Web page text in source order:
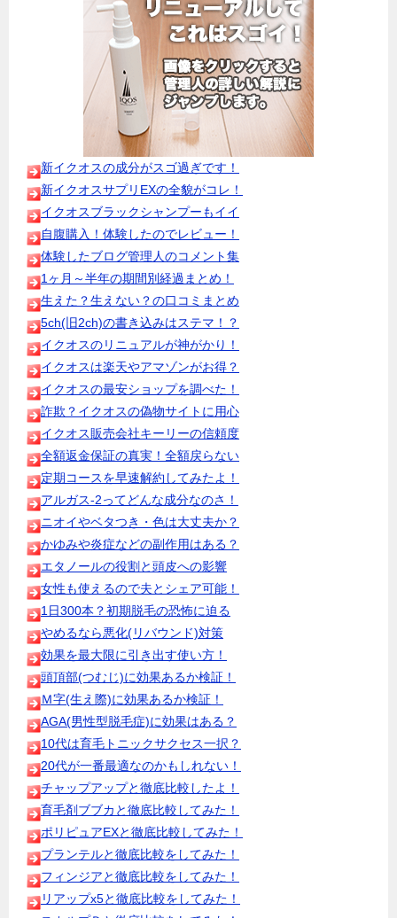
新イクオスの成分がスゴ過ぎです！
新イクオスサプリEXの全貌がコレ！
イクオスブラックシャンプーもイイ
自腹購入！体験したのでレビュー！
体験したブログ管理人のコメント集
1ヶ月～半年の期間別経過まとめ！
生えた？生えない？の口コミまとめ
5ch(旧2ch)の書き込みはステマ！？
イクオスのリニュアルが神がかり！
イクオスは楽天やアマゾンがお得？
イクオスの最安ショップを調べた！
詐欺？イクオスの偽物サイトに用心
イクオス販売会社キーリーの信頼度
全額返金保証の真実！全額戻らない
定期コースを早速解約してみたよ！
アルガス-2ってどんな成分なのさ！
ニオイやベタつき・色は大丈夫か？
かゆみや炎症などの副作用はある？
エタノールの役割と頭皮への影響
女性も使えるので夫とシェア可能！
1日300本？初期脱毛の恐怖に迫る
やめるなら悪化(リバウンド)対策
効果を最大限に引き出す使い方！
頭頂部(つむじ)に効果あるか検証！
Ｍ字(生え際)に効果あるか検証！
AGA(男性型脱毛症)に効果はある？
10代は育毛トニックサクセス一択？
20代が一番最適なのかもしれない！
チャップアップと徹底比較したよ！
育毛剤ブブカと徹底比較してみた！
ポリピュアEXと徹底比較してみた！
プランテルと徹底比較をしてみた！
フィンジアと徹底比較をしてみた！
リアップx5と徹底比較をしてみた！